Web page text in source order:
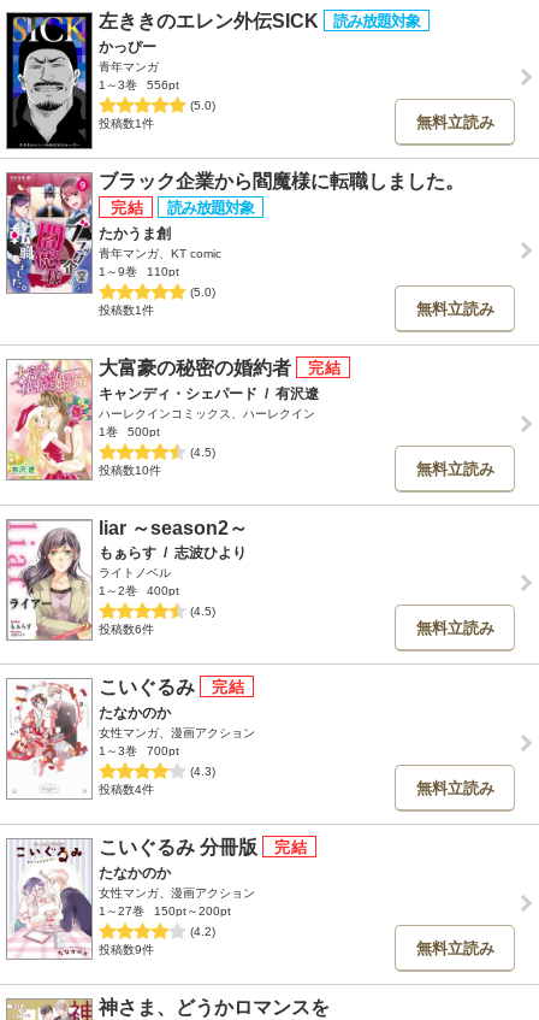
左ききのエレン外伝SICK
かっぴー
青年マンガ
1～3巻
556pt
(5.0)
投稿数1件
無料立読み
ブラック企業から閻魔様に転職しました。
たかうま創
青年マンガ、KT comic
1～9巻
110pt
(5.0)
投稿数1件
無料立読み
大富豪の秘密の婚約者
キャンディ・シェパード / 有沢遼
ハーレクインコミックス、ハーレクイン
1巻
500pt
(4.5)
投稿数10件
無料立読み
liar ～season2～
もぁらす / 志波ひより
ライトノベル
1～2巻
400pt
(4.5)
投稿数6件
無料立読み
こいぐるみ
たなかのか
女性マンガ、漫画アクション
1～3巻
700pt
(4.3)
投稿数4件
無料立読み
こいぐるみ 分冊版
たなかのか
女性マンガ、漫画アクション
1～27巻
150pt～200pt
(4.2)
投稿数9件
無料立読み
神さま、どうかロマンスを